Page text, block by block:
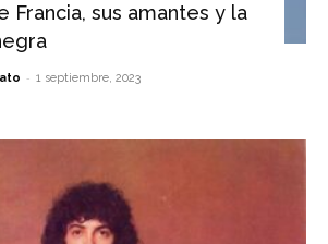
Francia, sus amantes y la
- 1 septiembre, 2023